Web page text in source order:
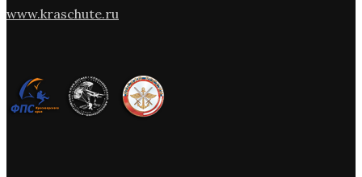
www.kraschute.ru